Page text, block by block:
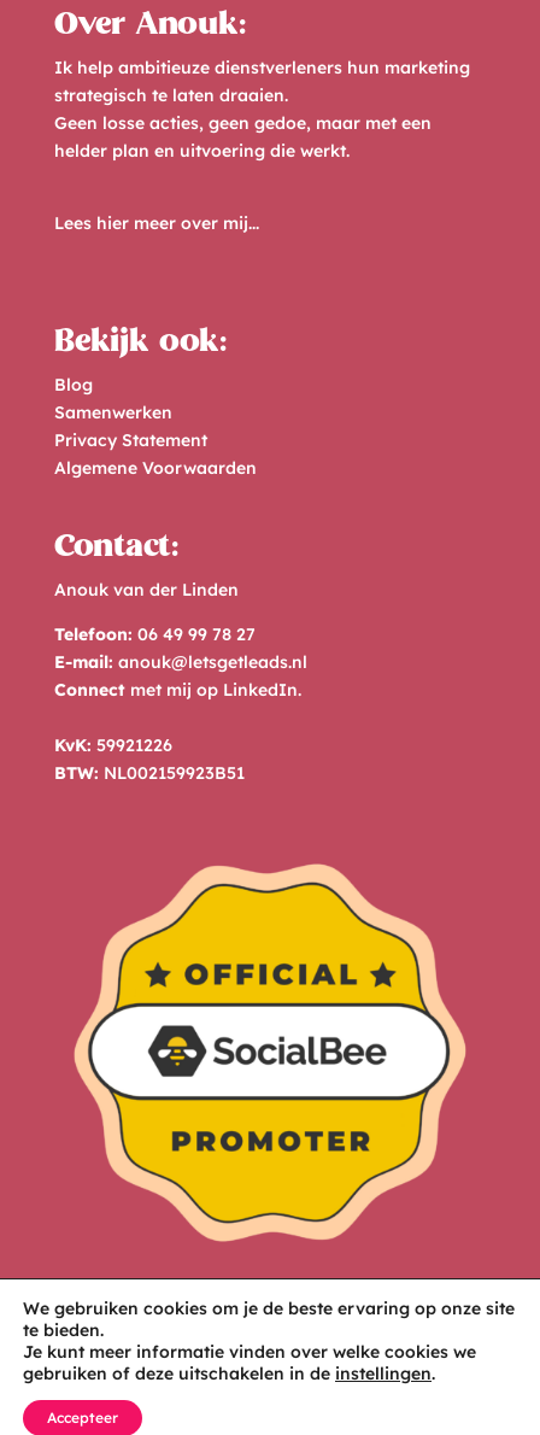
Over Anouk:
Ik help ambitieuze dienstverleners hun marketing
strategisch te laten draaien.
Geen losse acties, geen gedoe, maar met een
helder plan en uitvoering die werkt.
Lees hier meer over mij...
Bekijk ook:
Blog
Samenwerken
Privacy Statement
Algemene Voorwaarden
Contact:
Anouk van der Linden
Telefoon: 06 49 99 78 27
E-mail: anouk@letsgetleads.nl
Connectmet mij op LinkedIn.
KvK: 59921226
BTW: NL002159923B51
We gebruiken cookies om je de beste ervaring op onze site
te bieden.
Je kunt meer informatie vinden over welke cookies we
gebruiken of deze uitschakelen in de instellingen.
Accepteer